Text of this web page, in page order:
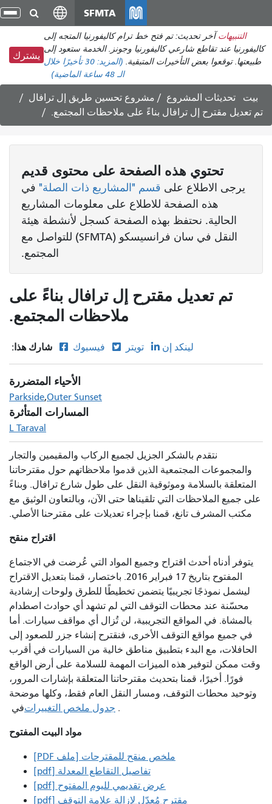
انتقل
إلى
المحتوى
الرئيسي
SFMTA
التنبيهات آخر تحديث: تم فتح خط ترام كاليفورنيا المتجه إلى
كاليفورنيا عند تقاطع شارعي كاليفورنيا وجونز. الخدمة ستعود إلى
طبيعتها. توقعوا بعض التأخيرات المتبقية. (المزيد: 30 تأخيرًا
خلال
الـ 48 ساعة الماضية)
يشترك
بيت تحديثات المشروع
مشروع تحسين طريق إل ترافال
تم تعديل مقترح إل ترافال بناءً على ملاحظات المجتمع.
تحتوي هذه الصفحة على محتوى قديم
يرجى الاطلاع على قسم "المشاريع ذات الصلة" في
هذه الصفحة للاطلاع على معلومات المشاريع
الحالية. نحتفظ بهذه الصفحة كسجل لأنشطة هيئة
النقل في سان فرانسيسكو (SFMTA) للتواصل مع
المجتمع.
تم تعديل مقترح إل ترافال بناءً على
ملاحظات المجتمع.
شارك هذا: فيسبوك تويتر لينكد إن
الأحياء المتضررة
Parkside Outer Sunset
المسارات المتأثرة
L Taraval
نتقدم بالشكر الجزيل لجميع الركاب والمقيمين والتجار
والمجموعات المجتمعية الذين قدموا ملاحظاتهم حول مقترحاتنا
المتعلقة بالسلامة وموثوقية النقل على طول شارع ترافال. وبناءً
على جميع الملاحظات التي تلقيناها حتى الآن، وبالتعاون الوثيق مع
مكتب المشرف تانغ، قمنا بإجراء تعديلات على مقترحنا الأصلي.
اقتراح منقح
يتوفر أدناه أحدث اقتراح وجميع المواد التي عُرضت في الاجتماع
المفتوح بتاريخ 17 فبراير 2016. باختصار، قمنا بتعديل الاقتراح
ليشمل نموذجًا تجريبيًا يتضمن تخطيطًا للطرق ولوحات إرشادية
محسّنة عند محطات التوقف التي لم تشهد أي حوادث اصطدام
بالمشاة. في المواقع التجريبية، لن تُزال أي مواقف سيارات. أما
في جميع مواقع التوقف الأخرى، فنقترح إنشاء جزر للصعود إلى
الحافلات، مع البدء بتطبيق مناطق خالية من السيارات في أقرب
وقت ممكن لتوفير هذه الميزات المهمة للسلامة على أرض الواقع
فورًا. أخيرًا، قمنا بتحديث مقترحاتنا المتعلقة بإشارات المرور،
وتوحيد محطات التوقف، ومسار النقل العام فقط، وكلها موضحة
فيجدول ملخص التغييرات .
مواد البيت المفتوح
ملخص منقح للمقترحات [ملف PDF]
تفاصيل التقاطع المعدلة [pdf]
عرض تقديمي لليوم المفتوح [pdf]
مقترح مُعدّل لإزالة علامة التوقف [pdf]